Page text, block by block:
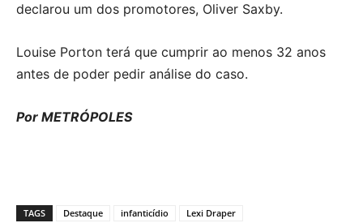
declarou um dos promotores, Oliver Saxby.
Louise Porton terá que cumprir ao menos 32 anos
antes de poder pedir análise do caso.
Por METRÓPOLES
TAGS Destaque infanticídio Lexi Draper